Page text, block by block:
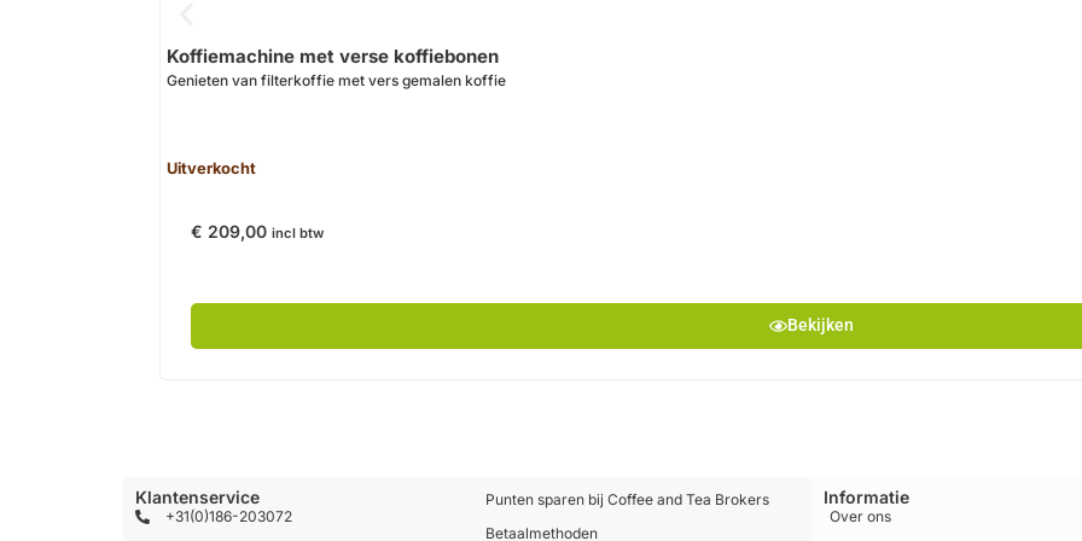
Koffiemachine met verse koffiebonen
Genieten van filterkoffie met vers gemalen koffie
Uitverkocht
€ 209,00 incl btw
Bekijken
Klantenservice
+31(0)186-203072
Punten sparen bij Coffee and Tea Brokers
Betaalmethoden
Informatie
Over ons